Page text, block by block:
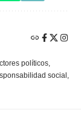
políticos,
social,